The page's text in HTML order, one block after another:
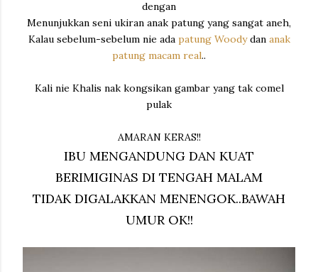
dengan
Menunjukkan seni ukiran anak patung yang sangat aneh,
Kalau sebelum-sebelum nie ada patung Woodydan anak
patung macam real..
Kali nie Khalis nak kongsikan gambar yang tak comel
pulak
AMARAN KERAS!!
IBU MENGANDUNG DAN KUAT
BERIMIGINAS DI TENGAH MALAM
TIDAK DIGALAKKAN MENENGOK..BAWAH
UMUR OK!!